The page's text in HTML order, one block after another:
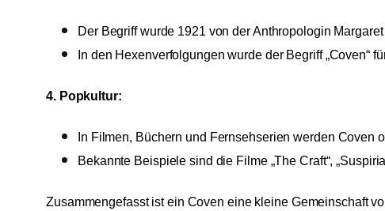
Der Begriff wurde 1921 von der Anthropologin
In den Hexenverfolgungen wurde der Begriff „Coven“
4. Popkultur:
In Filmen, Büchern und Fernsehserien werden Coven
Bekannte Beispiele sind die Filme „The Craft“,
Zusammengefasst ist ein Coven eine kleine Gemeinschaft